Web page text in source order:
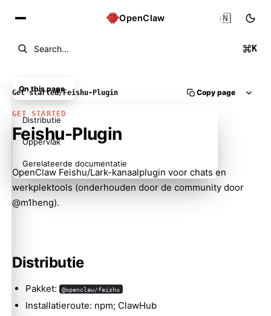
OpenClaw
Search... K
🇳🇱
Get started/Feishu-Plugin Copy page
GET STARTED
Feishu-Plugin
OpenClaw Feishu/Lark-kanaalplugin voor chats en
werkplektools (onderhouden door de community door
@m1heng).
Distributie
Pakket: @openclaw/feishu
Installatieroute: npm; ClawHub
On this page
Distributie
Oppervlak
Gerelateerde documentatie